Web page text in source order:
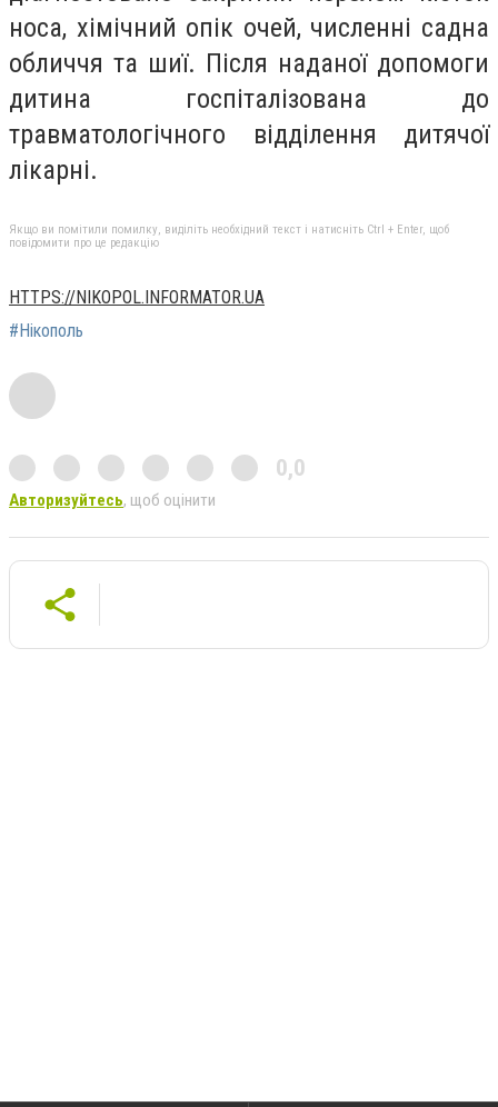
носа, хімічний опік очей, численні садна
обличчя та шиї. Після наданої допомоги
дитина госпіталізована до
травматологічного відділення дитячої
лікарні.
Якщо ви помітили помилку, виділіть необхідний текст і натисніть Ctrl + Enter, щоб
повідомити про це редакцію
HTTPS://NIKOPOL.INFORMATOR.UA
#Нікополь
0,0
Авторизуйтесь, щоб оцінити